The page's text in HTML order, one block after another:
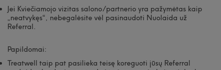
Jei Kviečiamojo vizitas salono/partnerio yra pažymėtas kaip
„neatvykęs“, nebegalėsite vėl pasinaudoti Nuolaida už
Referral.
Papildomai:
Treatwell taip pat pasilieka teisę koreguoti jūsų Referral